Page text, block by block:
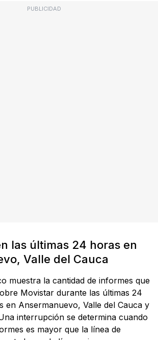
PUBLICIDAD
las últimas 24 horas en
Valle del Cauca
muestra la cantidad de informes que
Movistar durante las últimas 24
en Ansermanuevo, Valle del Cauca y
interrupción se determina cuando
es mayor que la línea de